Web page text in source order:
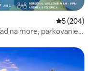
Priemerné
5 (204)
na more, parkovanie